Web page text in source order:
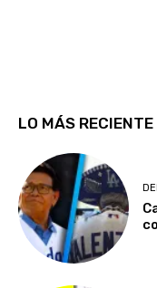
LO MÁS RECIENTE